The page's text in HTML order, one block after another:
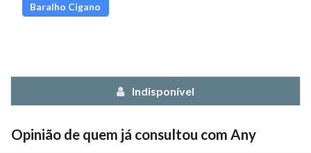
Baralho Cigano
Indisponível
Opinião de quem já consultou com Any